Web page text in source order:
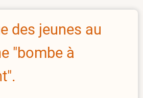
des jeunes au
"bombe à